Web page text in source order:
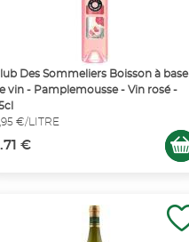
Des Sommeliers Boisson à base
vin - Pamplemousse - Vin rosé -
€/LITRE
€